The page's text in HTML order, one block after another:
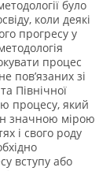
було
коли деякі
прогресу у
процес
пов’язаних зі
Північної
процесу, який
значною мірою
і свого роду
вступу або